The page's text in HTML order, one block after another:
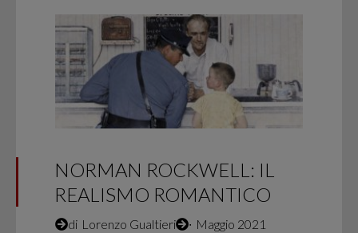
NORMAN ROCKWELL: IL
REALISMO ROMANTICO
di Lorenzo Gualtieri ∙ Maggio 2021